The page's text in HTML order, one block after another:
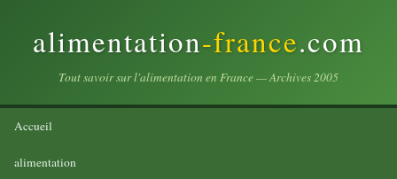
alimentation-france.com
Tout savoir sur l'alimentation en France — Archives 2005
Accueil
alimentation